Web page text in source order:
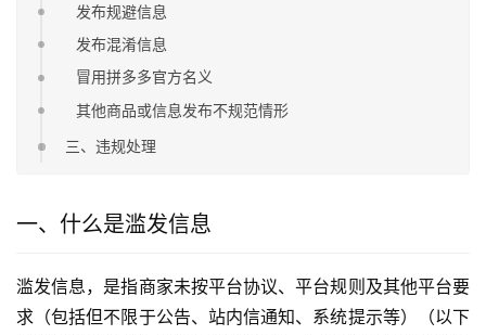
发布规避信息
发布混淆信息
冒用拼多多官方名义
其他商品或信息发布不规范情形
三、违规处理
一、什么是滥发信息
滥发信息，是指商家未按平台协议、平台规则及其他平台要
求（包括但不限于公告、站内信通知、系统提示等）（以下